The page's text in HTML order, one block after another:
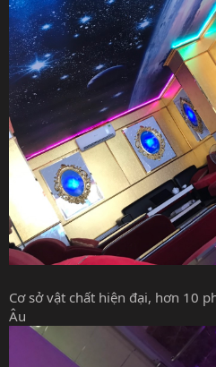
Cơ sở vật chất hiện đại, hơn 10
Âu